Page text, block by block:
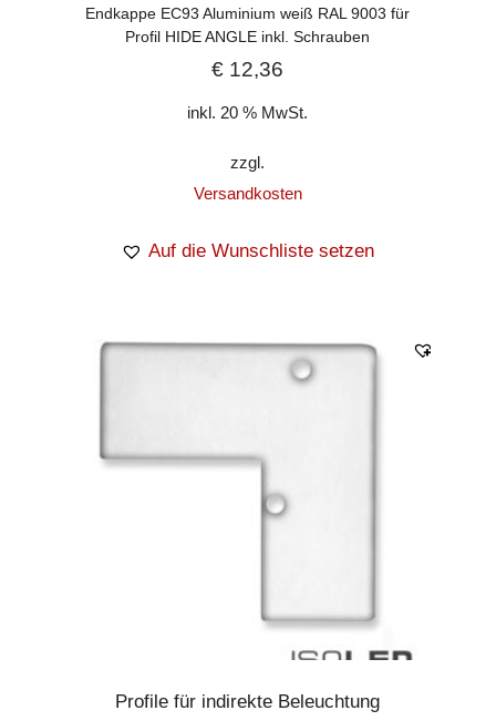
Endkappe EC93 Aluminium weiß RAL 9003 für
Profil HIDE ANGLE inkl. Schrauben
€ 12,36
inkl. 20 % MwSt.
zzgl.
Versandkosten
Auf die Wunschliste setzen
Profile für indirekte Beleuchtung